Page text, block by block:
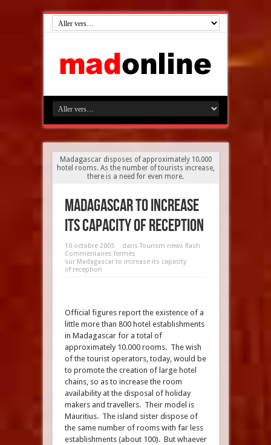
Madagascar disposes of approximately 10.000
hotel rooms. As the number of tourists increase,
there is a need for even more.
Madagascar to increase
its capacity of reception
10 octobre 2005 dansTourism news flash
Commentaires fermés
sur Madagascar to increase its capacity
of reception
Official figures report the existence of a
little more than 800 hotel establishments
in Madagascar for a total of
approximately 10.000 rooms. The wish
of the tourist operators, today, would be
to promote the creation of large hotel
chains, so as to increase the room
availability at the disposal of holiday
makers and travellers. Their model is
Mauritius. The island sister dispose of
the same number of rooms with far less
establishments (about 100). But whaever